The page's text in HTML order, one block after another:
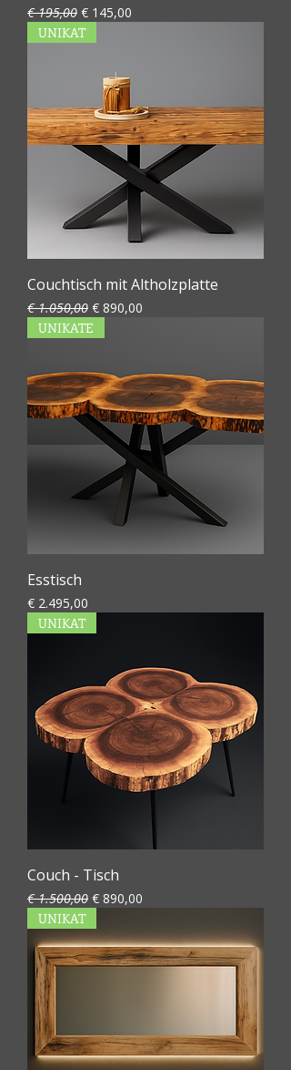
Standardpreis
€ 195,00 Sale-Preis
€ 145,00
UNIKAT
Couchtisch mit Altholzplatte
Standardpreis
€ 1.050,00 Sale-Preis
€ 890,00
UNIKATE
Esstisch
Preis
€ 2.495,00
UNIKAT
Couch - Tisch
Standardpreis
€ 1.500,00 Sale-Preis
€ 890,00
UNIKAT